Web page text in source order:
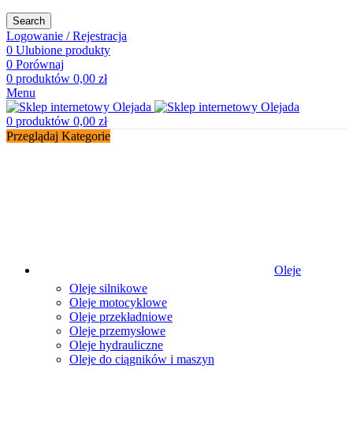
Search
Logowanie / Rejestracja
0 Ulubione produkty
0 Porównaj
0 produktów 0,00 zł
Menu
0 produktów 0,00 zł
Przeglądaj Kategorie
Oleje
Oleje silnikowe
Oleje motocyklowe
Oleje przekładniowe
Oleje przemysłowe
Oleje hydrauliczne
Oleje do ciągników i maszyn